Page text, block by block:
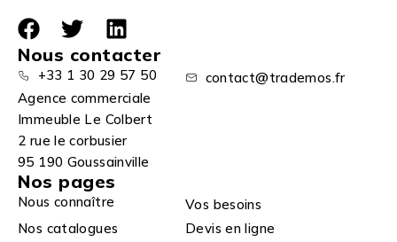
Nous contacter
+33 1 30 29 57 50
contact@trademos.fr
Agence commerciale
Immeuble Le Colbert
2 rue le corbusier
95 190 Goussainville
Nos pages
Nous connaître
Vos besoins
Nos catalogues
Devis en ligne